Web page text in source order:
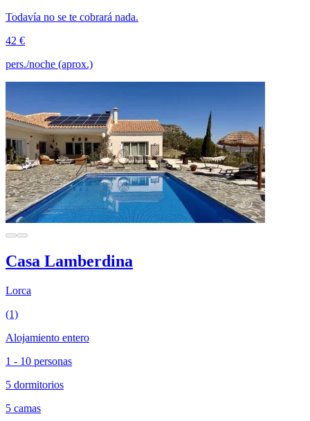
Todavía no se te cobrará nada.
42 €
pers./noche (aprox.)
Casa Lamberdina
Lorca
(1)
Alojamiento entero
1 - 10 personas
5 dormitorios
5 camas